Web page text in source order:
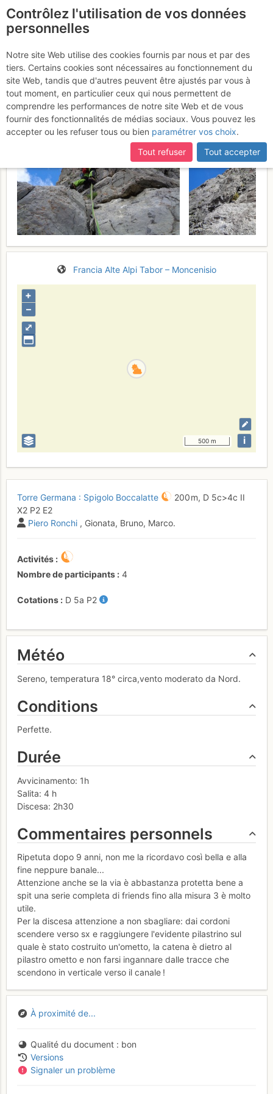
certaines pages ne sont plus accessibles, manquantes ou
incomplètes, déconnectez-vous puis reconnectez-vous à votre
compte sur le site.
Tour Germaine : Spigolo
Boccalatte
Dimanche 2 juillet 2017
Francia Alte Alpi Tabor – Moncenisio
⤢
+
–
500 m i
Torre Germana : Spigolo Boccalatte 200 m, D 5c>4c II
X2 P2 E2
Piero Ronchi , Gionata, Bruno, Marco.
Activités
Nombre de participants
4
Cotations D 5a P2
Météo
Sereno, temperatura 18° circa,vento moderato da Nord.
Conditions
Perfette.
Durée
Avvicinamento: 1h
Salita: 4 h
Discesa: 2h30
Commentaires personnels
Ripetuta dopo 9 anni, non me la ricordavo così bella e alla
fine neppure banale...
Attenzione anche se la via è abbastanza protetta bene a
spit una serie completa di friends fino alla misura 3 è molto
utile.
Per la discesa attenzione a non sbagliare: dai cordoni
scendere verso sx e raggiungere l'evidente pilastrino sul
quale è stato costruito un'ometto, la catena è dietro al
pilastro ometto e non farsi ingannare dalle tracce che
scendono in verticale verso il canale !
À proximité de...
Qualité du document
bon
Versions
Signaler un problème
Contrôlez l'utilisation de vos données
personnelles
Notre site Web utilise des cookies fournis par nous et par des
tiers. Certains cookies sont nécessaires au fonctionnement du
site Web, tandis que d'autres peuvent être ajustés par vous à
tout moment, en particulier ceux qui nous permettent de
comprendre les performances de notre site Web et de vous
fournir des fonctionnalités de médias sociaux. Vous pouvez les
accepter ou les refuser tous ou bien paramétrer vos choix.
Tout refuser
Tout accepter